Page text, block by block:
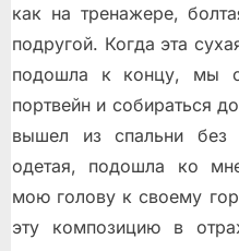
как на тренажере,
подругой. Когда эта
подошла к концу, мы
портвейн и собираться
вышел из спальни
одетая, подошла ко
мою голову к своему
эту композицию в